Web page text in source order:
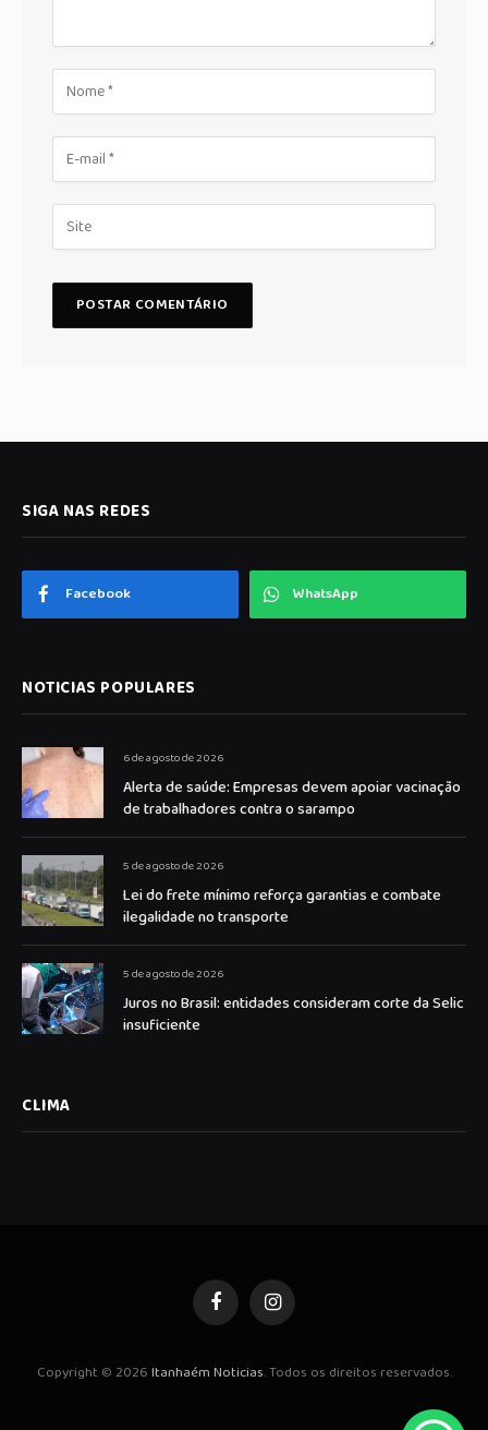
SIGA NAS REDES
Facebook WhatsApp
NOTICIAS POPULARES
6 de agosto de 2026
Alerta de saúde: Empresas devem apoiar vacinação
de trabalhadores contra o sarampo
5 de agosto de 2026
Lei do frete mínimo reforça garantias e combate
ilegalidade no transporte
5 de agosto de 2026
Juros no Brasil: entidades consideram corte da Selic
insuficiente
CLIMA
FacebookInstagram
Copyright © 2026Itanhaém Noticias. Todos os direitos reservados.